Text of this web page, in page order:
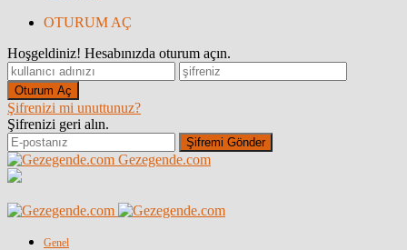
OTURUM AÇ
Hoşgeldiniz! Hesabınızda oturum açın.
Şifrenizi mi unuttunuz?
Şifrenizi geri alın.
Gezegende.com
Genel